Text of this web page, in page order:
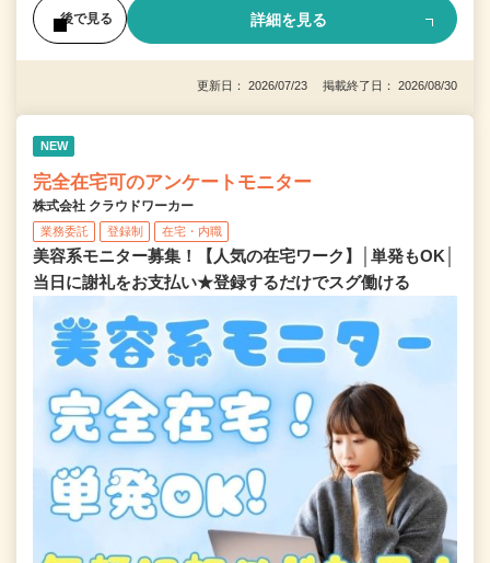
後で見る 詳細を見る
更新日： 2026/07/23 掲載終了日： 2026/08/30
NEW
完全在宅可のアンケートモニター
株式会社 クラウドワーカー
業務委託 登録制 在宅・内職
美容系モニター募集！【人気の在宅ワーク】│単発もOK│
当日に謝礼をお支払い★登録するだけでスグ働ける